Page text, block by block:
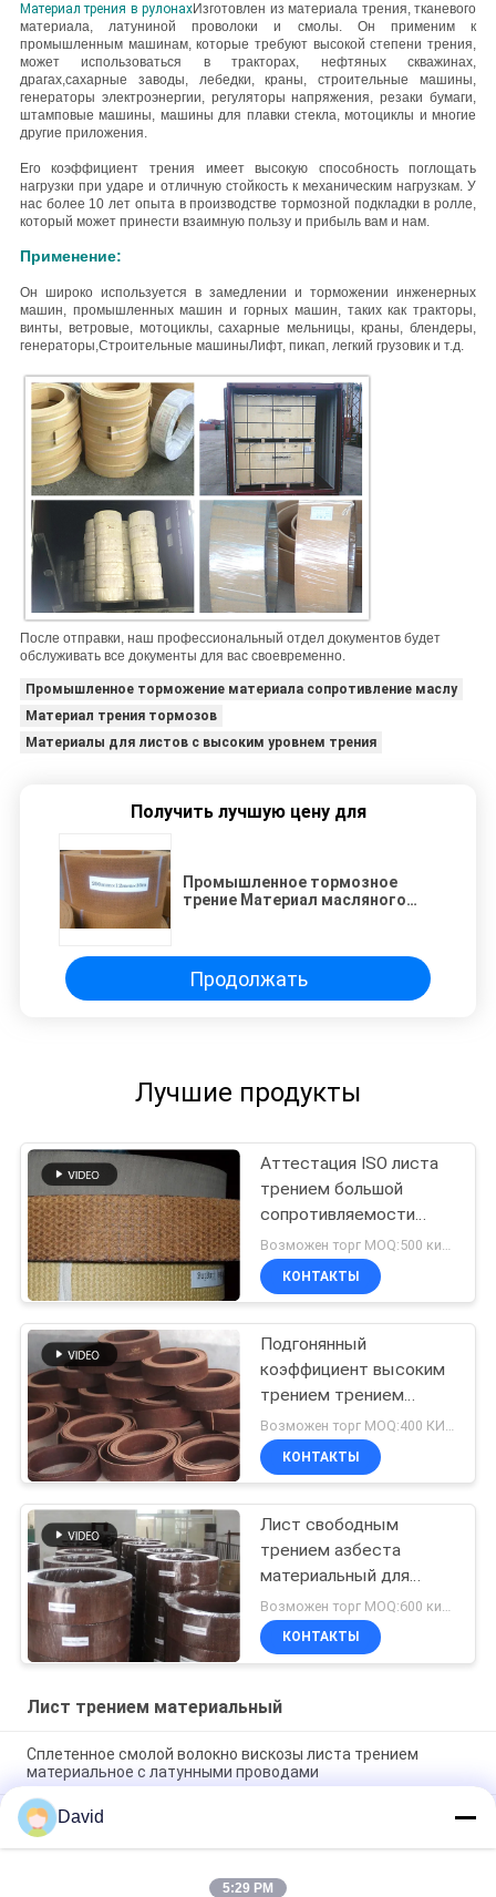
Материал трения в рулонахИзготовлен из материала трения, тканевого
материала, латуниной проволоки и смолы. Он применим к
промышленным машинам, которые требуют высокой степени трения,
может использоваться в тракторах, нефтяных скважинах,
драгах,сахарные заводы, лебедки, краны, строительные машины,
генераторы электроэнергии, регуляторы напряжения, резаки бумаги,
штамповые машины, машины для плавки стекла, мотоциклы и многие
другие приложения.
Его коэффициент трения имеет высокую способность поглощать
нагрузки при ударе и отличную стойкость к механическим нагрузкам. У
нас более 10 лет опыта в производстве тормозной подкладки в ролле,
который может принести взаимную пользу и прибыль вам и нам.
Применение:
Он широко используется в замедлении и торможении инженерных
машин, промышленных машин и горных машин, таких как тракторы,
винты, ветровые, мотоциклы, сахарные мельницы, краны, блендеры,
генераторы,Строительные машиныЛифт, пикап, легкий грузовик и т.д.
После отправки, наш профессиональный отдел документов будет
обслуживать все документы для вас своевременно.
Промышленное торможение материала сопротивление маслу
Материал трения тормозов
Материалы для листов с высоким уровнем трения
Получить лучшую цену для
Промышленное тормозное
трение Материал масляного
Продолжать
Лучшие продукты
Аттестация ISO листа
трением большой
сопротивляемости
ударам материальная
КОНТАКТЫ
Подгонянный
коэффициент высоким
трением трением
азбеста размера не
материальный
КОНТАКТЫ
Лист свободным
трением азбеста
материальный для
строительной техники
КОНТАКТЫ
Лист трением материальный
Сплетенное смолой волокно вискозы листа трением
материальное с латунными проводами
Трение листа трением трактора ворота брашпиля
материальное выравнивая высокую цепкость
Подгонянный сформируйте обкладки тормоза
David
5:29 PM